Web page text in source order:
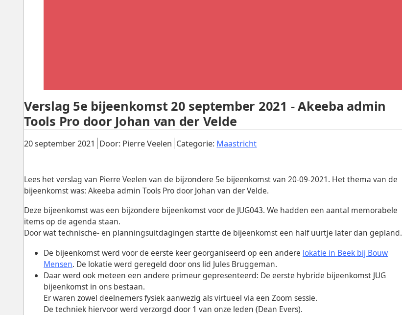
Gepubliceerd:
20 september 2021 Door: Pierre Veelen Categorie: Maastricht.
Verslag 5e bijeenkomst 20 september 2021 - Akeeba admin
Tools Pro door Johan van der Velde
Lees het verslag van Pierre Veelen van de bijzondere 5e bijeenkomst van 20-09-2021. Het thema van de
bijeenkomst was: Akeeba admin Tools Pro door Johan van der Velde.
Deze bijeenkomst was een bijzondere bijeenkomst voor de JUG043. We hadden een aantal memorabele
items op de agenda staan.
Door wat technische- en planningsuitdagingen startte de bijeenkomst een half uurtje later dan gepland.
De bijeenkomst werd voor de eerste keer georganiseerd op een andere lokatie in Beek bij Bouw
Mensen. De lokatie werd geregeld door ons lid Jules Bruggeman.
Daar werd ook meteen een andere primeur gepresenteerd: De eerste hybride bijeenkomst JUG
bijeenkomst in ons bestaan.
Er waren zowel deelnemers fysiek aanwezig als virtueel via een Zoom sessie.
De techniek hiervoor werd verzorgd door 1 van onze leden (Dean Evers).